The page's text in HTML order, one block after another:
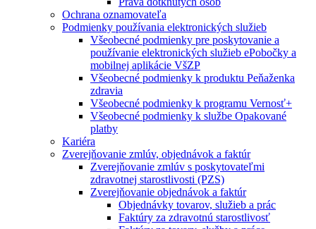
Ochrana oznamovateľa
Podmienky používania elektronických služieb
Všeobecné podmienky pre poskytovanie a
používanie elektronických služieb ePobočky a
mobilnej aplikácie VšZP
Všeobecné podmienky k produktu Peňaženka
zdravia
Všeobecné podmienky k programu Vernosť+
Všeobecné podmienky k službe Opakované
platby
Kariéra
Zverejňovanie zmlúv, objednávok a faktúr
Zverejňovanie zmlúv s poskytovateľmi
zdravotnej starostlivosti (PZS)
Zverejňovanie objednávok a faktúr
Objednávky tovarov, služieb a prác
Faktúry za zdravotnú starostlivosť